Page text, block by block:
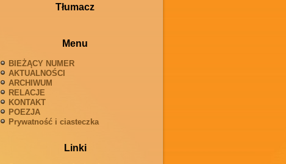
Tłumacz
Menu
BIEŻĄCY NUMER
AKTUALNOŚCI
ARCHIWUM
RELACJE
KONTAKT
POEZJA
Prywatność i ciasteczka
Linki